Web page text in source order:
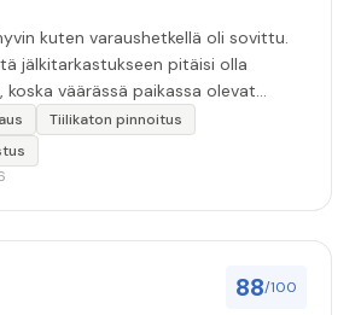
kuten varaushetkellä oli sovittu.
jälkitarkastukseen pitäisi olla
koska väärässä paikassa olevat
myöhemmin ”
Tiilikaton pinnoitus
88/100